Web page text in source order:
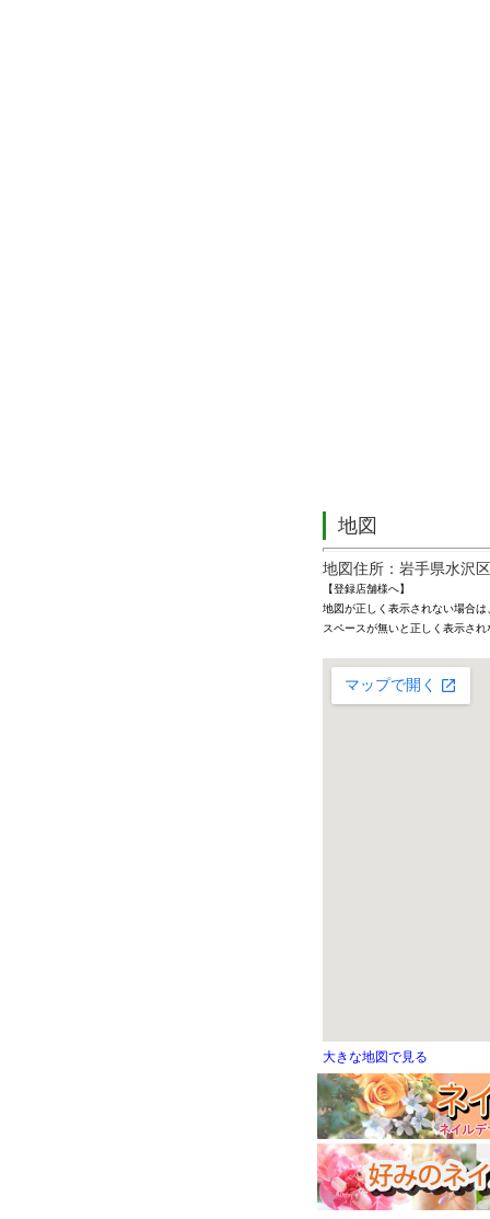
地図
地図住所：岩手県水沢
【登録店舗様へ】
地図が正しく表示されない場合
スペースが無いと正しく表示さ
大きな地図で見る